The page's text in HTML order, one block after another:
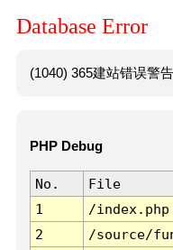
Database Error
(1040) 365建站错误警
PHP Debug
No. File
1
/index.php
2
/source/